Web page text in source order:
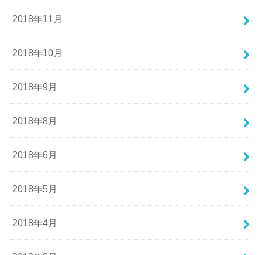
2018年11月
2018年10月
2018年9月
2018年8月
2018年6月
2018年5月
2018年4月